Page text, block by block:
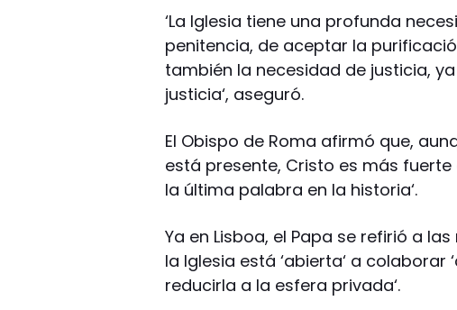
‘La Iglesia tiene una profunda
penitencia, de aceptar la
también la necesidad de justicia,
justicia‘, aseguró.
El Obispo de Roma afirmó que,
está presente, Cristo es más
la última palabra en la historia‘.
Ya en Lisboa, el Papa se refirió a
la Iglesia está ‘abierta‘ a
reducirla a la esfera privada‘.